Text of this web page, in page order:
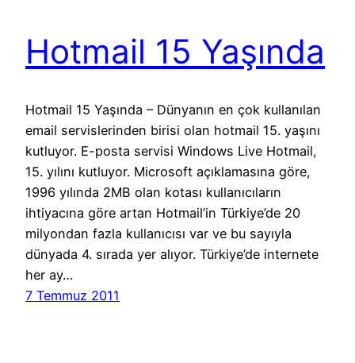
Hotmail 15 Yaşında
Hotmail 15 Yaşında – Dünyanın en çok kullanılan
email servislerinden birisi olan hotmail 15. yaşını
kutluyor. E-posta servisi Windows Live Hotmail,
15. yılını kutluyor. Microsoft açıklamasına göre,
1996 yılında 2MB olan kotası kullanıcıların
ihtiyacına göre artan Hotmail’in Türkiye’de 20
milyondan fazla kullanıcısı var ve bu sayıyla
dünyada 4. sırada yer alıyor. Türkiye’de internete
her ay…
7 Temmuz 2011